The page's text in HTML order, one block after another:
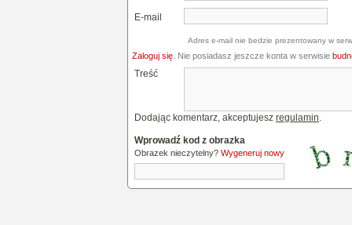
E-mail
Adres e-mail nie bedzie prezentowany w
Zaloguj się . Nie posiadasz jeszcze konta w serwisie
Treść
Dodając komentarz, akceptujesz regulamin.
Wprowadź kod z obrazka
Obrazek nieczytelny? Wygeneruj nowy